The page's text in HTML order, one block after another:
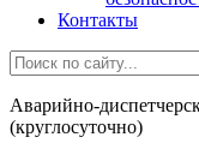
Контакты
Аварийно-
(круглосуточно)